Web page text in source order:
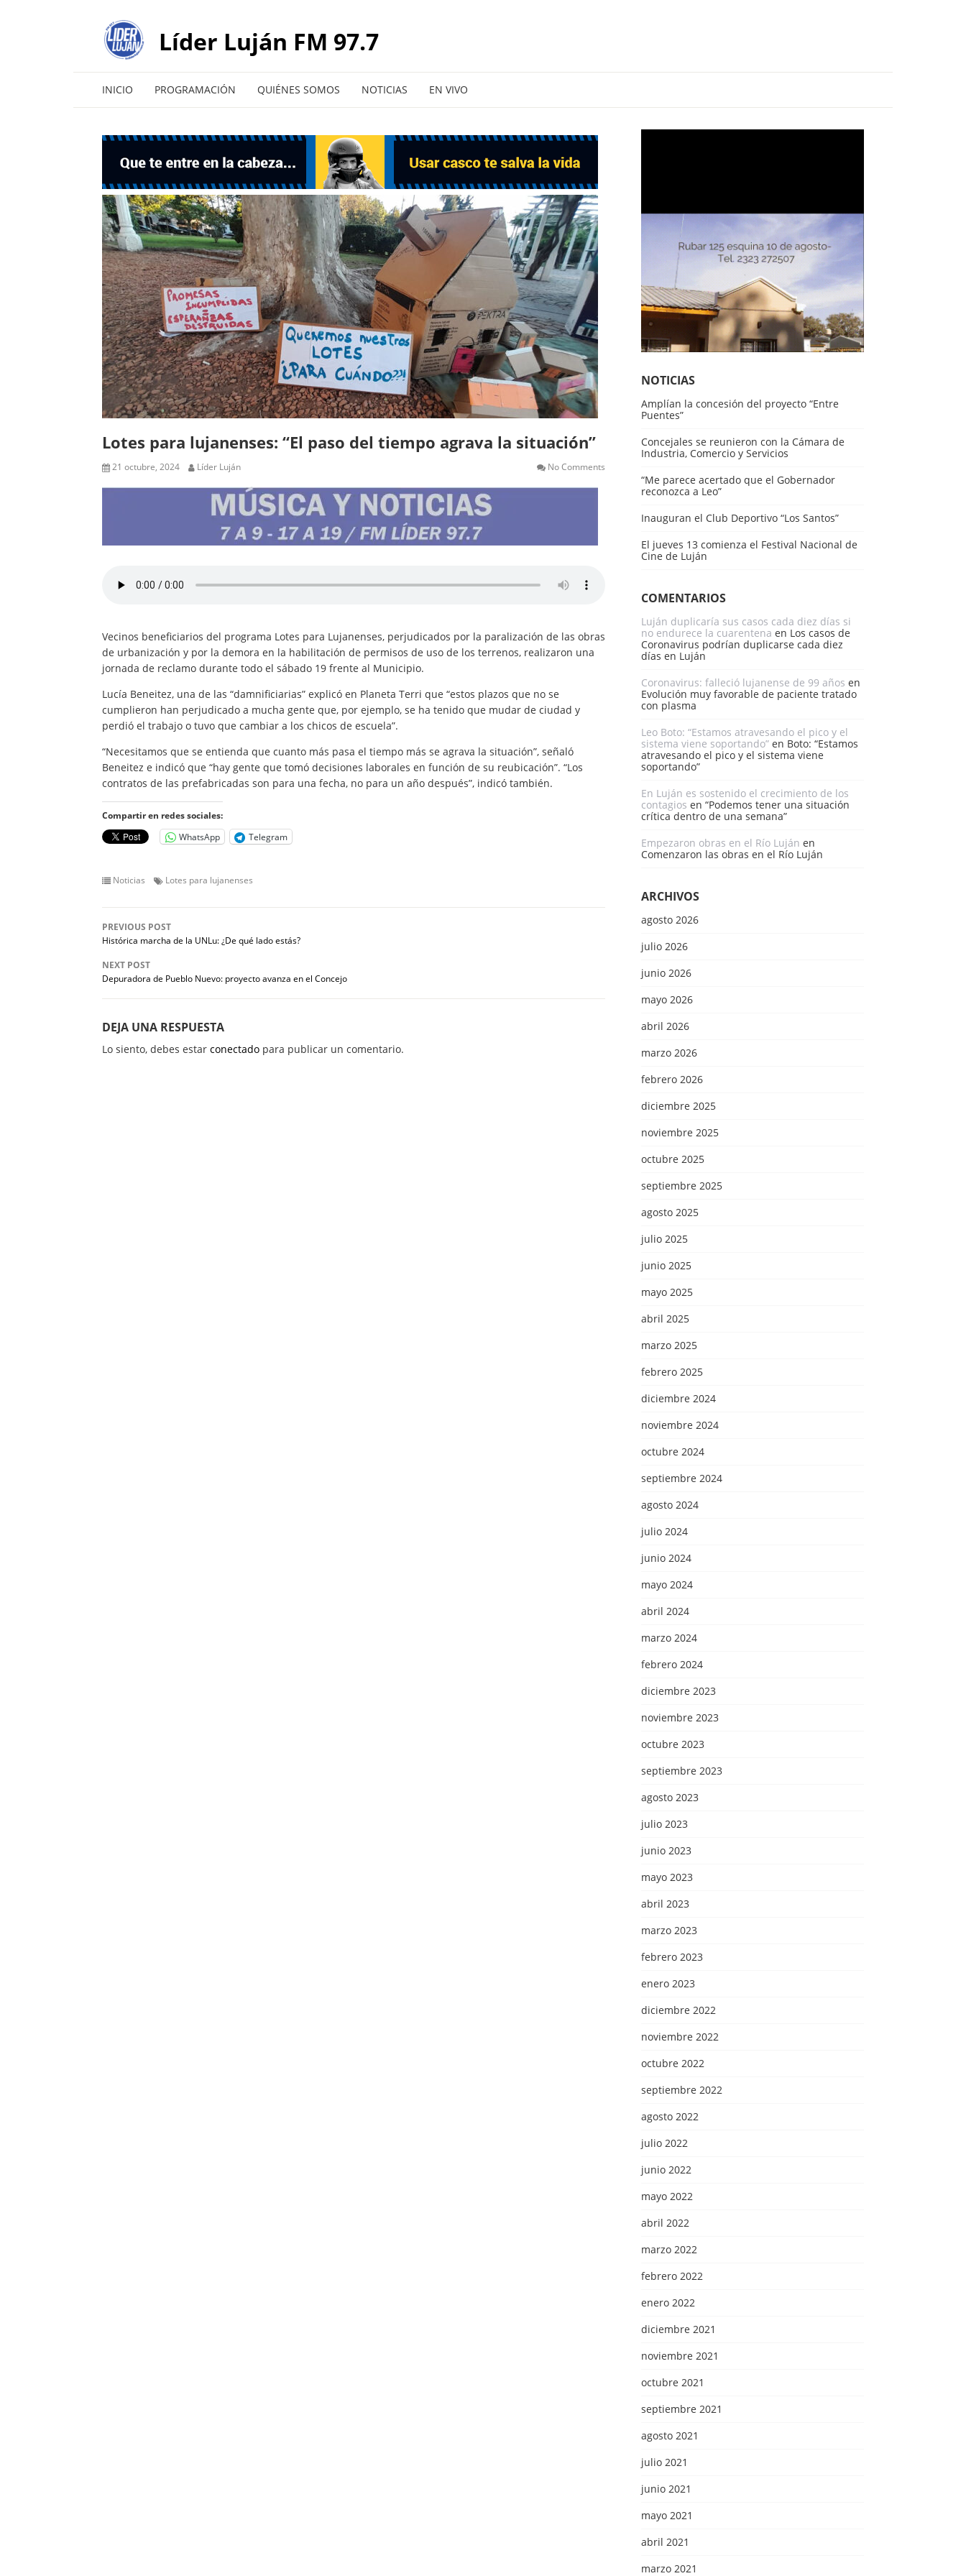
Líder Luján FM 97.7
INICIO PROGRAMACIÓN QUIÉNES SOMOS NOTICIAS EN VIVO
Lotes para lujanenses: “El paso del tiempo agrava la situación”
21 octubre, 2024 Líder Luján No Comments
Vecinos beneficiarios del programa Lotes para Lujanenses, perjudicados por la paralización de las obras
de urbanización y por la demora en la habilitación de permisos de uso de los terrenos, realizaron una
jornada de reclamo durante todo el sábado 19 frente al Municipio.
Lucía Beneitez, una de las “damnificiarias” explicó en Planeta Terri que “estos plazos que no se
cumplieron han perjudicado a mucha gente que, por ejemplo, se ha tenido que mudar de ciudad y
perdió el trabajo o tuvo que cambiar a los chicos de escuela”.
“Necesitamos que se entienda que cuanto más pasa el tiempo más se agrava la situación”, señaló
Beneitez e indicó que “hay gente que tomó decisiones laborales en función de su reubicación”. “Los
contratos de las prefabricadas son para una fecha, no para un año después”, indicó también.
Compartir en redes sociales:
WhatsApp
Telegram
Noticias Lotes para lujanenses
PREVIOUS POST
Histórica marcha de la UNLu: ¿De qué lado estás?
NEXT POST
Depuradora de Pueblo Nuevo: proyecto avanza en el Concejo
DEJA UNA RESPUESTA
Lo siento, debes estar conectado para publicar un comentario.
NOTICIAS
Amplían la concesión del proyecto “Entre
Puentes”
Concejales se reunieron con la Cámara de
Industria, Comercio y Servicios
“Me parece acertado que el Gobernador
reconozca a Leo”
Inauguran el Club Deportivo “Los Santos”
El jueves 13 comienza el Festival Nacional de
Cine de Luján
COMENTARIOS
Luján duplicaría sus casos cada diez días si
no endurece la cuarentena en Los casos de
Coronavirus podrían duplicarse cada diez
días en Luján
Coronavirus: falleció lujanense de 99 años en
Evolución muy favorable de paciente tratado
con plasma
Leo Boto: “Estamos atravesando el pico y el
sistema viene soportando” en Boto: “Estamos
atravesando el pico y el sistema viene
soportando”
En Luján es sostenido el crecimiento de los
contagios en “Podemos tener una situación
crítica dentro de una semana”
Empezaron obras en el Río Luján en
Comenzaron las obras en el Río Luján
ARCHIVOS
agosto 2026
julio 2026
junio 2026
mayo 2026
abril 2026
marzo 2026
febrero 2026
diciembre 2025
noviembre 2025
octubre 2025
septiembre 2025
agosto 2025
julio 2025
junio 2025
mayo 2025
abril 2025
marzo 2025
febrero 2025
diciembre 2024
noviembre 2024
octubre 2024
septiembre 2024
agosto 2024
julio 2024
junio 2024
mayo 2024
abril 2024
marzo 2024
febrero 2024
diciembre 2023
noviembre 2023
octubre 2023
septiembre 2023
agosto 2023
julio 2023
junio 2023
mayo 2023
abril 2023
marzo 2023
febrero 2023
enero 2023
diciembre 2022
noviembre 2022
octubre 2022
septiembre 2022
agosto 2022
julio 2022
junio 2022
mayo 2022
abril 2022
marzo 2022
febrero 2022
enero 2022
diciembre 2021
noviembre 2021
octubre 2021
septiembre 2021
agosto 2021
julio 2021
junio 2021
mayo 2021
abril 2021
marzo 2021